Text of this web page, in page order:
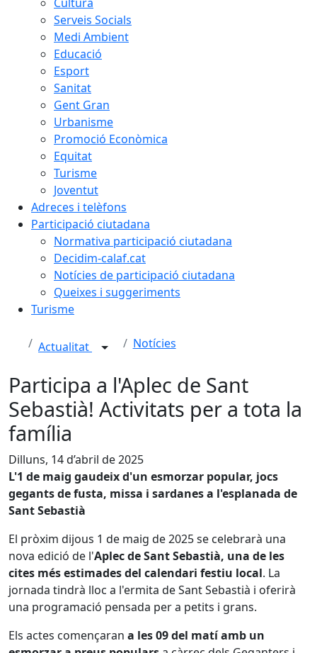
Serveis Socials
Medi Ambient
Educació
Esport
Sanitat
Gent Gran
Urbanisme
Promoció Econòmica
Equitat
Turisme
Joventut
Adreces i telèfons
Participació ciutadana
Normativa participació ciutadana
Decidim-calaf.cat
Notícies de participació ciutadana
Queixes i suggeriments
Turisme
Actualitat Notícies
Participa a l'Aplec de Sant
Sebastià! Activitats per a tota la
família
Dilluns, 14 d’abril de 2025
L'1 de maig gaudeix d'un esmorzar popular, jocs
gegants de fusta, missa i sardanes a l'esplanada de
Sant Sebastià
El pròxim dijous 1 de maig de 2025 se celebrarà una
nova edició de l'Aplec de Sant Sebastià, una de les
cites més estimades del calendari festiu local. La
jornada tindrà lloc a l'ermita de Sant Sebastià i oferirà
una programació pensada per a petits i grans.
Els actes començaran a les 09 del matí amb un